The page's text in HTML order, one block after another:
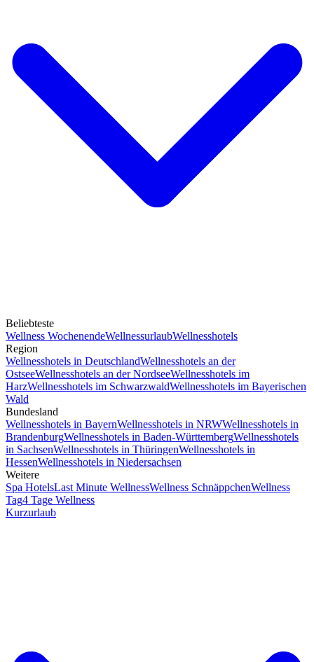
Beliebteste
Wellness WochenendeWellnessurlaubWellnesshotels
Region
Wellnesshotels in DeutschlandWellnesshotels an der
OstseeWellnesshotels an der NordseeWellnesshotels im
HarzWellnesshotels im SchwarzwaldWellnesshotels im Bayerischen
Wald
Bundesland
Wellnesshotels in BayernWellnesshotels in NRWWellnesshotels in
BrandenburgWellnesshotels in Baden-WürttembergWellnesshotels
in SachsenWellnesshotels in ThüringenWellnesshotels in
HessenWellnesshotels in Niedersachsen
Weitere
Spa HotelsLast Minute WellnessWellness SchnäppchenWellness
Tag4 Tage Wellness
Kurzurlaub